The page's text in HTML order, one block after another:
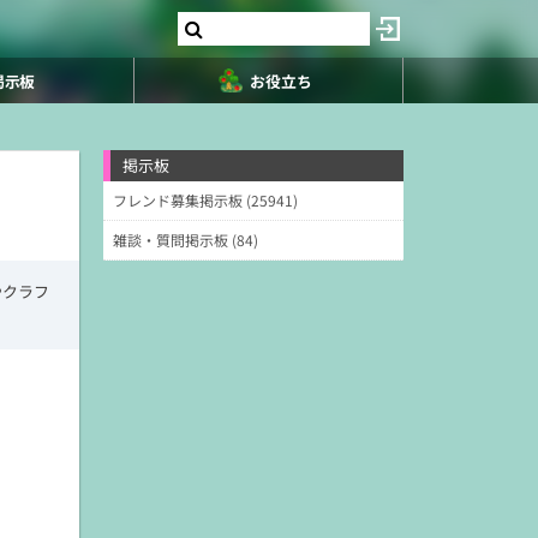
板 お役立ち
ラフ
掲示板
フレンド募集掲示板 (25941)
雑談・質問掲示板 (84)